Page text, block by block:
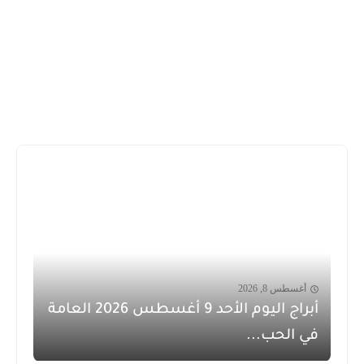
أغسطس 8, 2026
أبراج اليوم الأحد 9 أغسطس 2026 العامة
في الحب...